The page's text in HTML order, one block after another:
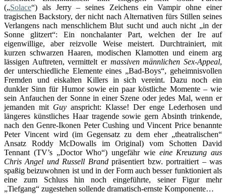
(„Solace“) als Jerry – seines Zeichens ein Vampir ohne einer
tragischen Backstory, der nicht nach Alternativen fürs Stillen seines
Verlangens nach menschlichem Blut sucht und auch nicht „in der
Sonne glitzert“: Ein nonchalanter Part, welchen der Ire auf
eigenwillige, aber reizvolle Weise meistert. Durchtrainiert, mit
kurzen schwarzen Haaren, modischen Klamotten und einem arg
lässigen Auftreten, vermittelt er massiven männlichen Sex-Appeal,
der unterschiedliche Elemente eines „Bad-Boys“, geheimnisvollen
Fremden und eiskalten Killers in sich vereint. Dazu noch ein
dunkler Sinn für Humor sowie ein paar köstliche Momente – wie
sein Anfauchen der Sonne in einer Szene oder jedes Mal, wenn er
jemanden mit Guy anspricht: Klasse! Der enge Lederhosen und
längeres künstliches Haar tragende sowie gern Absinth trinkende,
nach den Genre-Ikonen Peter Cushing und Vincent Price benannte
Peter Vincent wird (im Gegensatz zu dem eher „theatralischen“
Ansatz Roddy McDowalls im Original) vom Schotten David
Tennant (TV’s „Doctor Who“) ungefähr wie eine Kreuzung aus
Chris Angel und Russell Brandpräsentiert bzw. portraitiert – was
spaßig beizuwohnen ist und in der Form auch besser funktioniert als
eine zum Schluss hin noch eingeführte, seiner Figur mehr
„Tiefgang“ zugestehen sollende dramatisch-ernste Komponente…